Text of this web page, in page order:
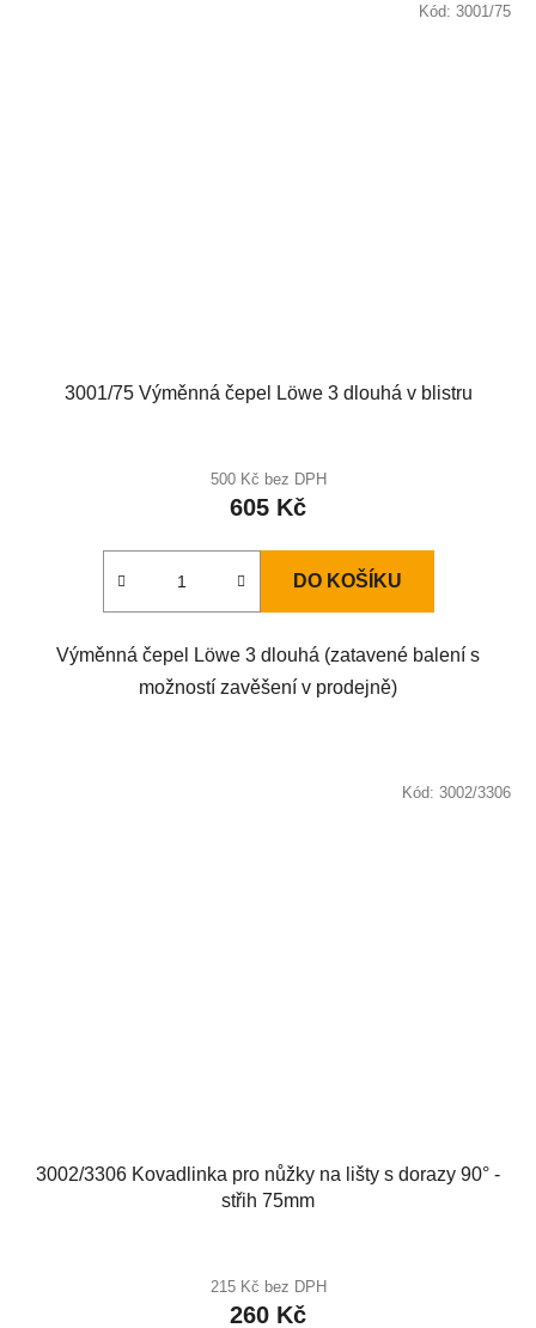
3001/75 Výměnná čepel Löwe 3 dlouhá v blistru
500 Kč bez DPH
605 Kč
DO KOŠÍKU
Výměnná čepel Löwe 3 dlouhá (zatavené balení s
možností zavěšení v prodejně)
Kód: 3001/75
3002/3306 Kovadlinka pro nůžky na lišty s dorazy 90° -
střih 75mm
215 Kč bez DPH
260 Kč
Kód: 3002/3306